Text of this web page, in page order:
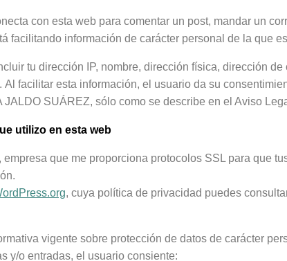
con esta web para comentar un post, mandar un
facilitando información de carácter personal de la que
tu dirección IP, nombre, dirección física, dirección
Al facilitar esta información, el usuario da su
JALDO SUÁREZ, sólo como se describe en el Aviso
utilizo en esta web
empresa que me proporciona protocolos SSL para que
, cuya política de privacidad puedes
vigente sobre protección de datos de carácter
y/o entradas, el usuario consiente: